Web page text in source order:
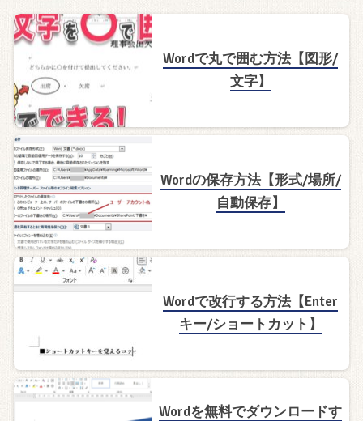
Wordで丸で囲む方法【図形/
文字】
Wordの保存方法【形式/場所/
自動保存】
Wordで改行する方法【Enter
キー/ショートカット】
Wordを無料でダウンロードす